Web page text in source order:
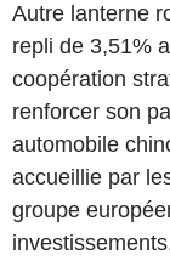
Autre lanterne
repli de 3,51%
coopération
renforcer son
automobile
accueillie par
groupe